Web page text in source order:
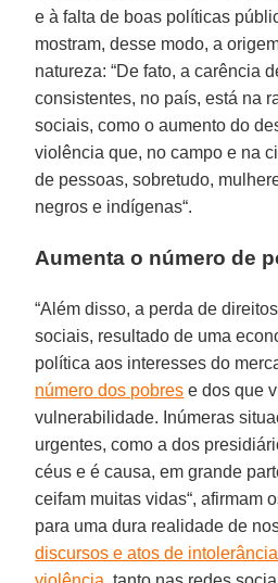
e à falta de boas políticas
mostram, desse modo, a
natureza: “De fato, a carência
consistentes, no país, está na
sociais, como o aumento do
violência que, no campo e na
de pessoas, sobretudo,
negros e indígenas“.
Aumenta o número de
“Além disso, a perda de
sociais, resultado de uma
política aos interesses do
número dos pobres e dos que
vulnerabilidade. Inúmeras
urgentes, como a dos
céus e é causa, em grande
ceifam muitas vidas“, afirmam
para uma dura realidade de
discursos e atos de